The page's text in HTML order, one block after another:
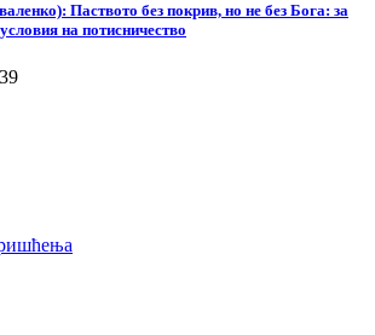
Паството без покрив, но не без Бога: за
на потисничество